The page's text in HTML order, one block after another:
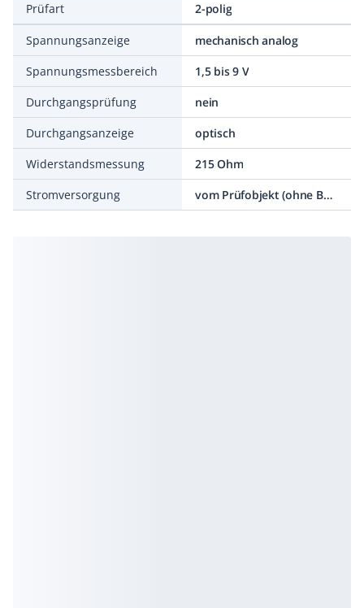
Prüfart
2-polig
Spannungsanzeige
mechanisch analog
Spannungsmessbereich
1,5 bis 9 V
Durchgangsprüfung
nein
Durchgangsanzeige
optisch
Widerstandsmessung
215 Ohm
Stromversorgung
vom Prüfobjekt (ohne Batterie)